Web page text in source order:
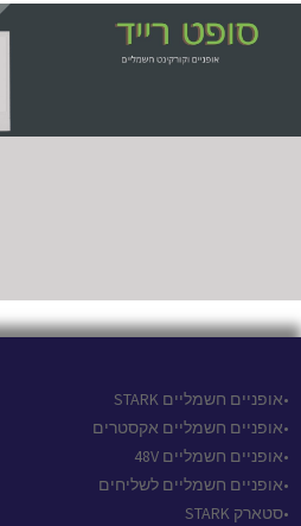
•אופניים חשמליים STARK
•אופניים חשמליים אקסטרים
•אופניים חשמליים 48V
•אופניים חשמליים לשליחים
•סטארק STARK